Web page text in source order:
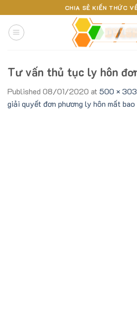
to
content
CHIA SẺ KIẾN THỨC
Tư vấn thủ tục ly hôn
Published 08/01/2020 at 500 × 303
giải quyết đơn phương ly hôn mất bao